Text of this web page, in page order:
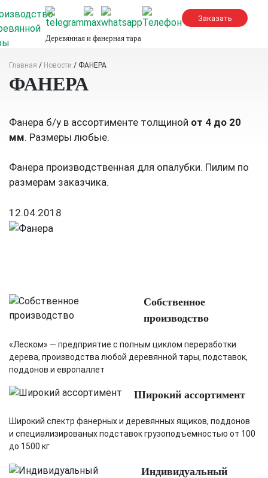
to
content
Деревянная и фанерная тара
Главная / Новости / ФАНЕРА
ФАНЕРА
Фанера б/у в ассортименте толщиной от 4 до 20
мм. Размеры любые.
Фанера производственная для опалубки. Пилим по
размерам заказчика.
12.04.2018
Собственное
производство
«Леском» — предприятие с полным циклом переработки
дерева, производства любой деревянной тары, подставок,
поддонов и европаллет
Широкий ассортимент
Широкий спектр фанерных и деревянных ящиков, поддонов
и специализированых подставок грузоподъемностью от 100
до 1500 кг
Индивидуальный